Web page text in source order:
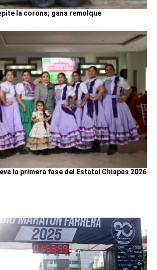
la corona; gana remolque
la primera fase del Estatal Chiapas 2026